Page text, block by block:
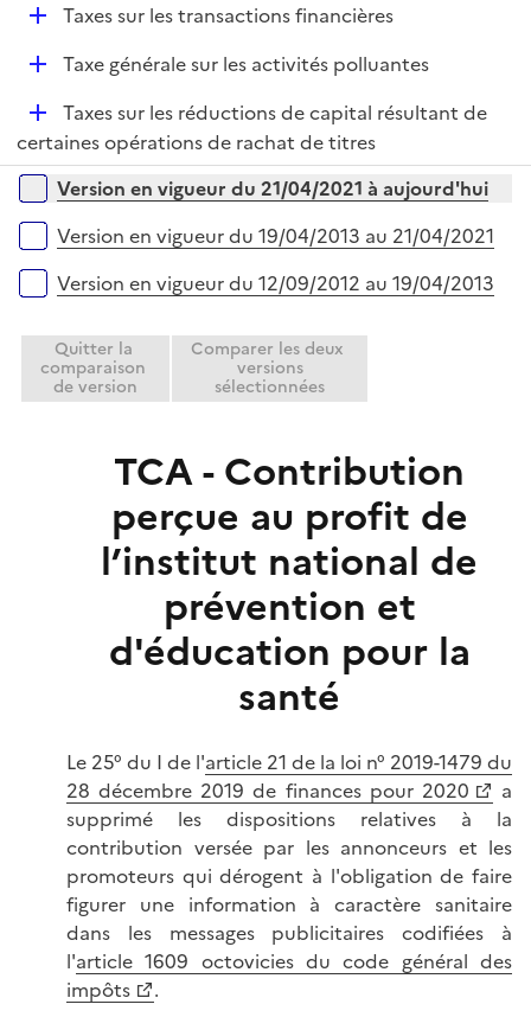
D
e
r
Taxes sur les transactions financières
D
l
e
r
Taxe générale sur les activités polluantes
D
é
p
e
r
Taxes sur les réductions de capital résultant de
certaines opérations de rachat de titres
Versions sur la période
Version en vigueur du 21/04/2021 à aujourd'hui
Version en vigueur du 19/04/2013 au 21/04/2021
Version en vigueur du 12/09/2012 au 19/04/2013
Quitter la
comparaison
de version
Comparer les deux
versions
sélectionnées
TCA - Contribution
perçue au profit de
l’institut national de
prévention et
d'éducation pour la
santé
Le 25° du I de l'article 21 de la loi n° 2019-1479 du
28 décembre 2019 de finances pour 2020
a
supprimé les dispositions relatives à la
contribution versée par les annonceurs et les
promoteurs qui dérogent à l'obligation de faire
figurer une information à caractère sanitaire
dans les messages publicitaires codifiées à
l'article 1609 octovicies du code général des
impôts
.